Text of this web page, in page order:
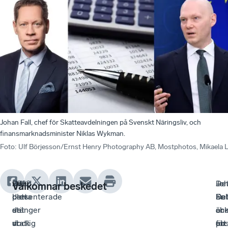
Johan Fall, chef för Skatteavdelningen på Svenskt Näringsliv, och
finansmarknadsminister Niklas Wykman.
Foto: Ulf Börjesson/Ernst Henry Photography AB, Mostphotos, Mikaela
2022
presenterade
en
statlig
Det
blev
det
dock
”Med
detta
stänger
vi
Välkomnar beskedet
för
–
är
ett
är
–
är
en